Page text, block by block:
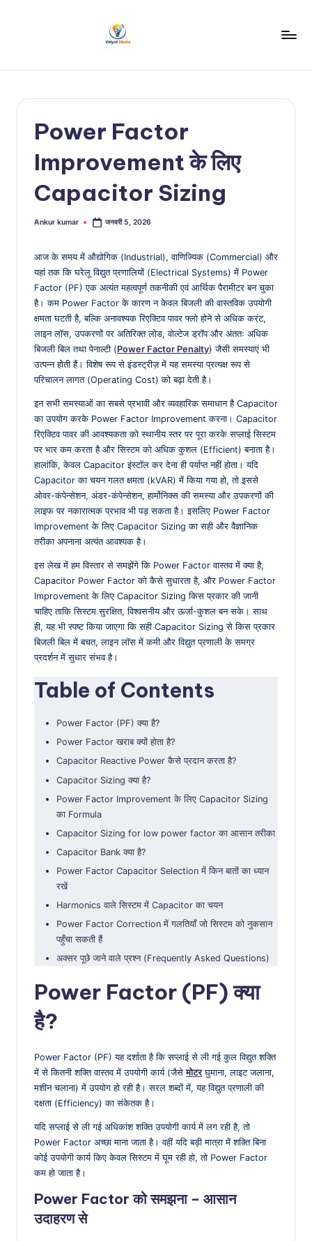
y
u
S
i
k
s
h
a
Power Factor
Improvement के लिए
Capacitor Sizing
Posted
Ankur kumar जनवरी 5, 2026
आज के समय में औद्योगिक (Industrial), वाणिज्यिक (Commercial) और
यहां तक कि घरेलू विद्युत प्रणालियों (Electrical Systems) में Power
Factor (PF) एक अत्यंत महत्वपूर्ण तकनीकी एवं आर्थिक पैरामीटर बन चुका
है। कम Power Factor के कारण न केवल बिजली की वास्तविक उपयोगी
क्षमता घटती है, बल्कि अनावश्यक रिएक्टिव पावर फ्लो होने से अधिक करंट,
लाइन लॉस, उपकरणों पर अतिरिक्त लोड, वोल्टेज ड्रॉप और अंततः अधिक
बिजली बिल तथा पेनाल्टी (Power Factor Penalty) जैसी समस्याएं भी
उत्पन्न होती हैं। विशेष रूप से इंडस्ट्रीज़ में यह समस्या प्रत्यक्ष रूप से
परिचालन लागत (Operating Cost) को बढ़ा देती है।
इन सभी समस्याओं का सबसे प्रभावी और व्यवहारिक समाधान है Capacitor
का उपयोग करके Power Factor Improvement करना। Capacitor
रिएक्टिव पावर की आवश्यकता को स्थानीय स्तर पर पूरा करके सप्लाई सिस्टम
पर भार कम करता है और सिस्टम को अधिक कुशल (Efficient) बनाता है।
हालांकि, केवल Capacitor इंस्टॉल कर देना ही पर्याप्त नहीं होता। यदि
Capacitor का चयन गलत क्षमता (kVAR) में किया गया हो, तो इससे
ओवर-कंपेन्सेशन, अंडर-कंपेन्सेशन, हार्मोनिक्स की समस्या और उपकरणों की
लाइफ पर नकारात्मक प्रभाव भी पड़ सकता है। इसलिए Power Factor
Improvement के लिए Capacitor Sizing का सही और वैज्ञानिक
तरीका अपनाना अत्यंत आवश्यक है।
इस लेख में हम विस्तार से समझेंगे कि Power Factor वास्तव में क्या है,
Capacitor Power Factor को कैसे सुधारता है, और Power Factor
Improvement के लिए Capacitor Sizing किस प्रकार की जानी
चाहिए ताकि सिस्टम सुरक्षित, विश्वसनीय और ऊर्जा-कुशल बन सके। साथ
ही, यह भी स्पष्ट किया जाएगा कि सही Capacitor Sizing से किस प्रकार
बिजली बिल में बचत, लाइन लॉस में कमी और विद्युत प्रणाली के समग्र
प्रदर्शन में सुधार संभव है।
Table of Contents
Power Factor (PF) क्या है?
Power Factor खराब क्यों होता है?
Capacitor Reactive Power कैसे प्रदान करता है?
Capacitor Sizing क्या है?
Power Factor Improvement के लिए Capacitor Sizing
का Formula
Capacitor Sizing for low power factor का आसान तरीका
Capacitor Bank क्या है?
Power Factor Capacitor Selection में किन बातों का ध्यान
रखें
Harmonics वाले सिस्टम में Capacitor का चयन
Power Factor Correction में गलतियाँ जो सिस्टम को नुकसान
पहुँचा सकती हैं
अक्सर पूछे जाने वाले प्रश्न (Frequently Asked Questions)
Power Factor (PF) क्या
है?
Power Factor (PF) यह दर्शाता है कि सप्लाई से ली गई कुल विद्युत शक्ति
में से कितनी शक्ति वास्तव में उपयोगी कार्य (जैसेमोटरघुमाना, लाइट जलाना,
मशीन चलाना) में उपयोग हो रही है। सरल शब्दों में, यह विद्युत प्रणाली की
दक्षता (Efficiency) का संकेतक है।
यदि सप्लाई से ली गई अधिकांश शक्ति उपयोगी कार्य में लग रही है, तो
Power Factor अच्छा माना जाता है। वहीं यदि बड़ी मात्रा में शक्ति बिना
कोई उपयोगी कार्य किए केवल सिस्टम में घूम रही हो, तो Power Factor
कम हो जाता है।
Power Factor को समझना – आसान
उदाहरण से